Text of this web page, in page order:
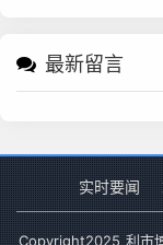
最新留言
实时要闻
Copyright2025 利市